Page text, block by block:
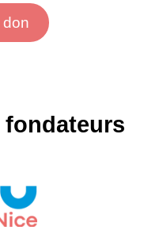
don
fondateurs